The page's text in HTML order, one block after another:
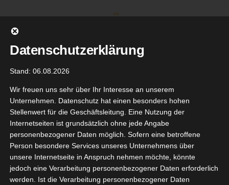
springen
Gehe zu ...
Datenschutzerklärung
Stand: 06.08.2026
Wir freuen uns sehr über Ihr Interesse an unserem
Unternehmen. Datenschutz hat einen besonders hohen
Stellenwert für die Geschäftsleitung. Eine Nutzung der
Internetseiten ist grundsätzlich ohne jede Angabe
personenbezogener Daten möglich. Sofern eine betroffene
Person besondere Services unseres Unternehmens über
unsere Internetseite in Anspruch nehmen möchte, könnte
jedoch eine Verarbeitung personenbezogener Daten erforderlich
werden. Ist die Verarbeitung personenbezogener Daten